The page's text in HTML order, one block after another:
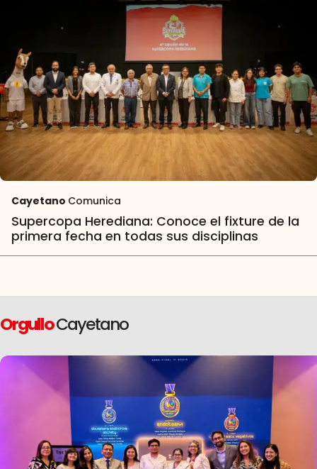
Cayetano Comunica
Supercopa Herediana: Conoce el fixture de la
primera fecha en todas sus disciplinas
OrgulloCayetano